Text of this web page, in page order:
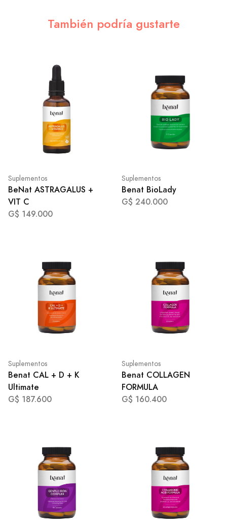
También podría gustarte
Suplementos
BeNat ASTRAGALUS +
VIT C
G$ 149.000
Suplementos
Benat BioLady
G$ 240.000
Suplementos
Benat CAL + D + K
Ultimate
G$ 187.600
Suplementos
Benat COLLAGEN
FORMULA
G$ 160.400